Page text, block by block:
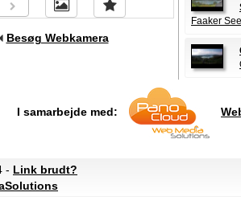
Besøg Webkamera
Faaker See
I samarbejde med:
- Link brudt?